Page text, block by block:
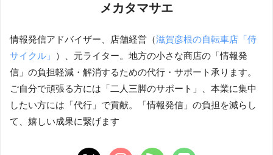
メカタマサエ
情報発信アドバイザー、店舗経営（滋賀彦根の自転車店「侍
サイクル」
）、元ライター。地方の小さな商店の「情報発
信」の負担軽減・解消するための代行・サポート承ります。
ご自分で頑張る方には「二人三脚のサポート」、本業に集中
したい方には「代行」で貢献。「情報発信」の負担を減らし
て、嬉しい成果に繋げます